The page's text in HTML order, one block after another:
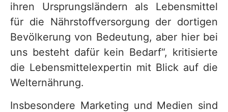
ihren Ursprungsländern als Lebensmittel
für die Nährstoffversorgung der dortigen
Bevölkerung von Bedeutung, aber hier bei
uns besteht dafür kein Bedarf“, kritisierte
die Lebensmittelexpertin mit Blick auf die
Welternährung.
Insbesondere Marketing und Medien sind